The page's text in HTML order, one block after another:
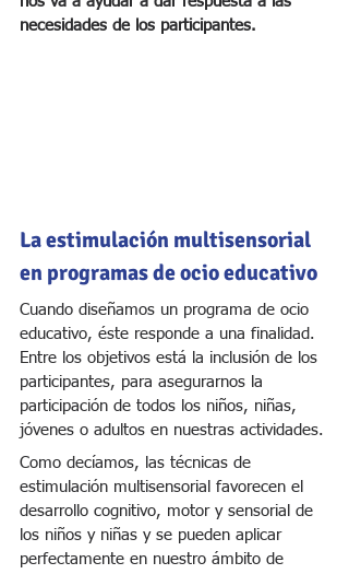
necesidades de los participantes.
La estimulación multisensorial
en programas de ocio educativo
Cuando diseñamos un programa de ocio
educativo, éste responde a una finalidad.
Entre los objetivos está la inclusión de los
participantes, para asegurarnos la
participación de todos los niños, niñas,
jóvenes o adultos en nuestras actividades.
Como decíamos, las técnicas de
estimulación multisensorial favorecen el
desarrollo cognitivo, motor y sensorial de
los niños y niñas y se pueden aplicar
perfectamente en nuestro ámbito de